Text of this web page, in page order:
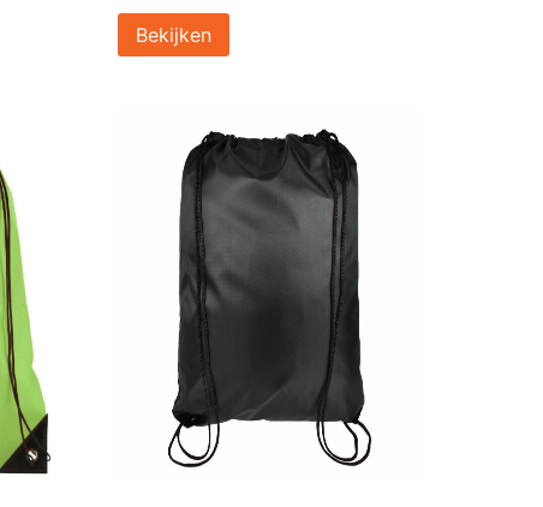
Bekijken